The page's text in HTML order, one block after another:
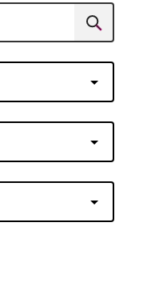
Suchen